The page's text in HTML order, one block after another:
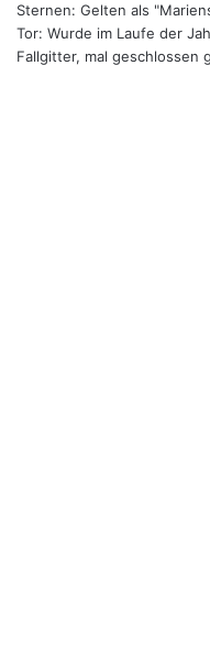
Sternen: Gelten als
Tor: Wurde im Laufe der
Fallgitter, mal geschlossen